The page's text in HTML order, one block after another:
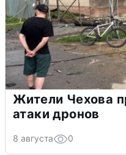
Жители Чехова
атаки дронов
8 августа 0